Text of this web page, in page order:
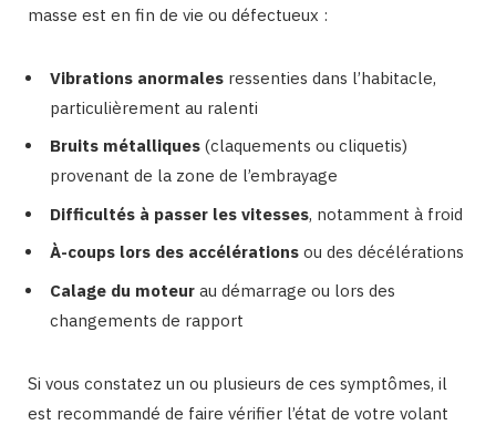
masse est en fin de vie ou défectueux :
Vibrations anormales ressenties dans l’habitacle,
particulièrement au ralenti
Bruits métalliques (claquements ou cliquetis)
provenant de la zone de l’embrayage
Difficultés à passer les vitesses, notamment à froid
À-coups lors des accélérations ou des décélérations
Calage du moteur au démarrage ou lors des
changements de rapport
Si vous constatez un ou plusieurs de ces symptômes, il
est recommandé de faire vérifier l’état de votre volant